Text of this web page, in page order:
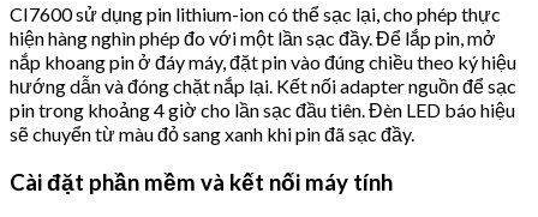
CI7600 sử dụng pin lithium-ion có thể sạc lại, cho phép thực
hiện hàng nghìn phép đo với một lần sạc đầy. Để lắp pin, mở
nắp khoang pin ở đáy máy, đặt pin vào đúng chiều theo ký hiệu
hướng dẫn và đóng chặt nắp lại. Kết nối adapter nguồn để sạc
pin trong khoảng 4 giờ cho lần sạc đầu tiên. Đèn LED báo hiệu
sẽ chuyển từ màu đỏ sang xanh khi pin đã sạc đầy.
Cài đặt phần mềm và kết nối máy tính